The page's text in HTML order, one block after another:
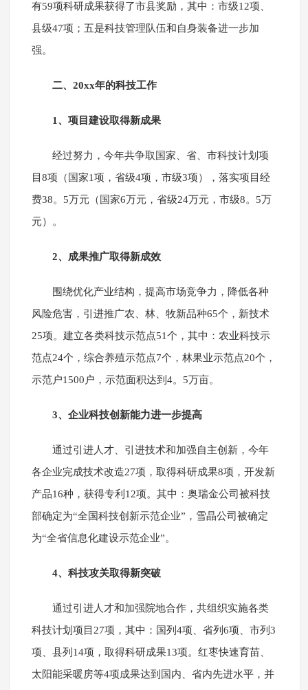
有59项科研成果获得了市县奖励，其中：市级12项、
县级47项；五是科技管理队伍和自身装备进一步加
强。
二、20xx年的科技工作
1、项目建设取得新成果
经过努力，今年共争取国家、省、市科技计划项
目8项（国家1项，省级4项，市级3项），落实项目经
费38。5万元（国家6万元，省级24万元，市级8。5万
元）。
2、成果推广取得新成效
围绕优化产业结构，提高市场竞争力，降低各种
风险危害，引进推广农、林、牧新品种65个，新技术
25项。建立各类科技示范点51个，其中：农业科技示
范点24个，综合养殖示范点7个，林果业示范点20个，
示范户1500户，示范面积达到4。5万亩。
3、企业科技创新能力进一步提高
通过引进人才、引进技术和加强自主创新，今年
各企业完成技术改造27项，取得科研成果8项，开发新
产品16种，获得专利12项。其中：奥瑞金公司被科技
部确定为“全国科技创新示范企业”，雪晶公司被确定
为“全省信息化建设示范企业”。
4、科技攻关取得新突破
通过引进人才和加强院地合作，共组织实施各类
科技计划项目27项，其中：国列4项、省列6项、市列3
项、县列14项，取得科研成果13项。红枣快速育苗、
太阳能采暖房等4项成果达到国内、省内先进水平，并